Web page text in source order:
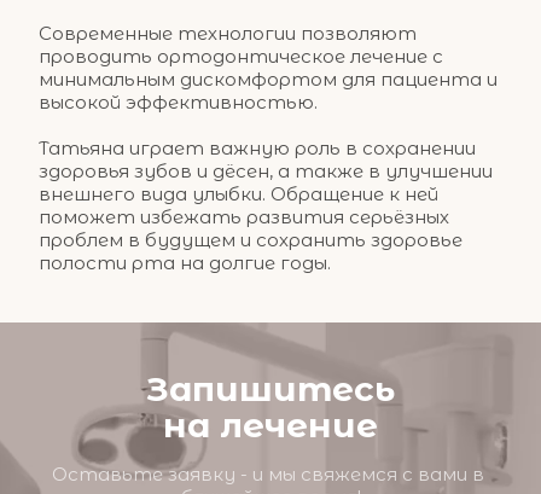
Современные технологии позволяют
проводить ортодонтическое лечение с
минимальным дискомфортом для пациента и
высокой эффективностью.
Татьяна играет важную роль в сохранении
здоровья зубов и дёсен, а также в улучшении
внешнего вида улыбки. Обращение к ней
поможет избежать развития серьёзных
проблем в будущем и сохранить здоровье
полости рта на долгие годы.
Запишитесь
на лечение
Оставьте заявку - и мы свяжемся с вами в